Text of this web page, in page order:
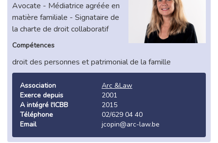
Avocate - Médiatrice agréée en
matière familiale - Signataire de
la charte de droit collaboratif
Compétences
droit des personnes et patrimonial de la famille
Association
Arc &Law
Exerce depuis
2001
A intégré l'ICBB
2015
Téléphone
02/629 04 40
Email
jcopin@arc-law.be